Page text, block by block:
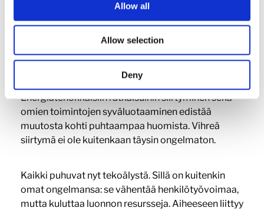
Allow all
Allow selection
Deny
But Houston, we have a
problem!
Energiatehokkaisiin ratkaisuihin siirtyminen sekä
omien toimintojen syväluotaaminen edistää
muutosta kohti puhtaampaa huomista. Vihreä
siirtymä ei ole kuitenkaan täysin ongelmaton.
Kaikki puhuvat nyt tekoälystä. Sillä on kuitenkin
omat ongelmansa: se vähentää henkilötyövoimaa,
mutta kuluttaa luonnon resursseja. Aiheeseen liittyy